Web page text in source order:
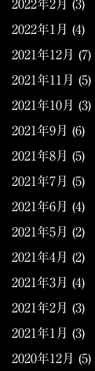
2022年2月 (3)
2022年1月 (4)
2021年12月 (7)
2021年11月 (5)
2021年10月 (3)
2021年9月 (6)
2021年8月 (5)
2021年7月 (5)
2021年6月 (4)
2021年5月 (2)
2021年4月 (2)
2021年3月 (4)
2021年2月 (3)
2021年1月 (3)
2020年12月 (5)